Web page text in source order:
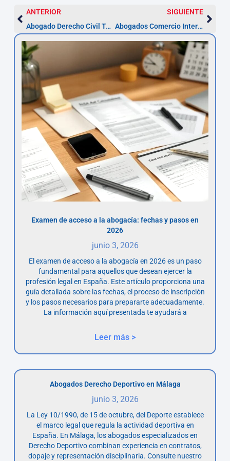
ANTERIOR
Abogado Derecho Civil Terrassa — presupuesto en 48 h
SIGUIENTE
Abogados Comercio Internacional en Terrassa — consulta 48 h
Examen de acceso a la abogacía: fechas y pasos en
2026
junio 3, 2026
El examen de acceso a la abogacía en 2026 es un paso
fundamental para aquellos que desean ejercer la
profesión legal en España. Este artículo proporciona una
guía detallada sobre las fechas, el proceso de inscripción
y los pasos necesarios para prepararte adecuadamente.
La información aquí presentada te ayudará a
Leer más >
Abogados Derecho Deportivo en Málaga
junio 3, 2026
La Ley 10/1990, de 15 de octubre, del Deporte establece
el marco legal que regula la actividad deportiva en
España. En Málaga, los abogados especializados en
Derecho Deportivo combinan experiencia en contratos,
dopaje y representación disciplinaria. Consulte nuestro